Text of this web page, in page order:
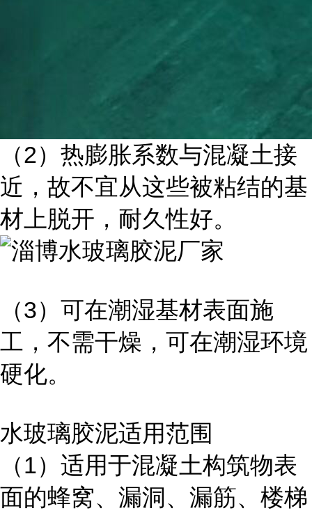
（2）热膨胀系数与混凝土接
近，故不宜从这些被粘结的基
材上脱开，耐久性好。
（3）可在潮湿基材表面施
工，不需干燥，可在潮湿环境
硬化。
水玻璃胶泥适用范围
（1）适用于混凝土构筑物表
面的蜂窝、漏洞、漏筋、楼梯